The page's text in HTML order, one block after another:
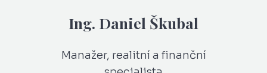
Ing. Daniel Škubal
Manažer, realitní a finanční